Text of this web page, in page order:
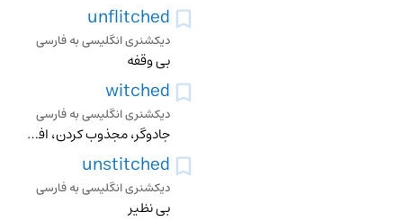
unflitched
دیکشنری انگلیسی به فارسی
بی وقفه
witched
دیکشنری انگلیسی به فارسی
جادوگر، مجذوب کردن، افسون کردن، سحر کردن
unstitched
دیکشنری انگلیسی به فارسی
بی نظیر